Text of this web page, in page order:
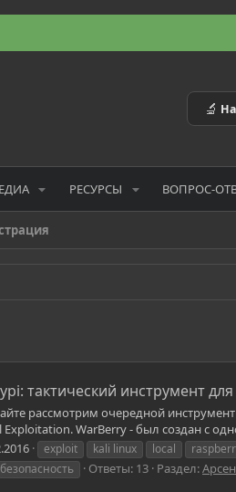
🔬
РЕСУРСЫ ВОПРОС-
тактический инструмент
рассмотрим очередной
Exploitation. WarBerry - был создан с
exploit kali linux local
Ответы: 13 Раздел: